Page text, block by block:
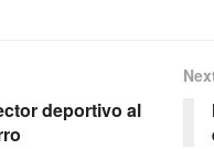
deportivo al